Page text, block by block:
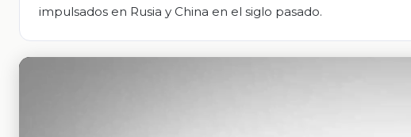
impulsados en Rusia y China en el siglo pasado.